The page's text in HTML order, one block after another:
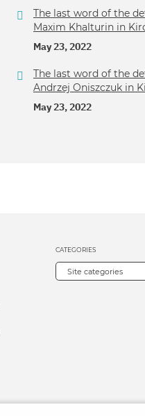
The last word of the
Maxim Khalturin in
May 23, 2022
The last word of the
Andrzej Oniszczuk in
May 23, 2022
CATEGORIES
Site categories